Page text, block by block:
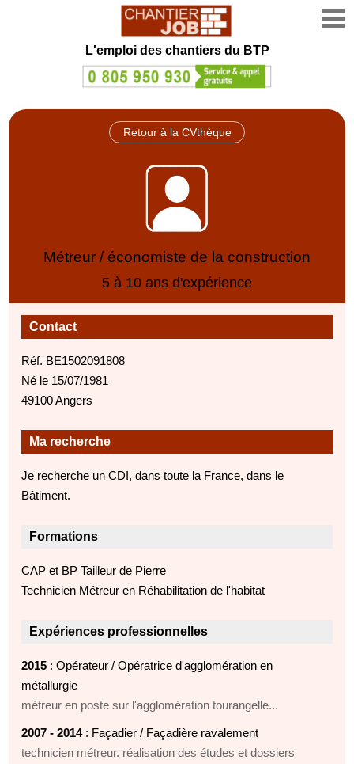
L'emploi des chantiers du BTP
Retour à la CVthèque
Métreur / économiste de la construction
5 à 10 ans d'expérience
Contact
Réf. BE1502091808
Né le 15/07/1981
49100 Angers
Ma recherche
Je recherche un CDI, dans toute la France, dans le
Bâtiment.
Formations
CAP et BP Tailleur de Pierre
Technicien Métreur en Réhabilitation de l'habitat
Expériences professionnelles
2015 : Opérateur / Opératrice d'agglomération en
métallurgie
métreur en poste sur l'agglomération tourangelle...
2007 - 2014: Façadier / Façadière ravalement
technicien métreur. réalisation des études et dossiers